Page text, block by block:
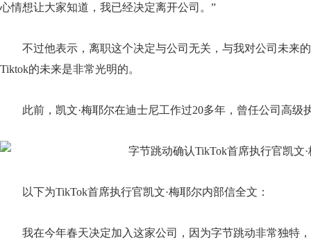
心情想让大家知道，我已经决定离开公司。”
不过他表示，离职这个决定与公司无关，与我对公司未来
Tiktok的未来是非常光明的。
此前，凯文·梅耶尔在迪士尼工作过20多年，曾任公司高级
以下为TikTok首席执行官凯文·梅耶尔内部信全文：
我在今年春天决定加入这家公司，因为字节跳动非常独特